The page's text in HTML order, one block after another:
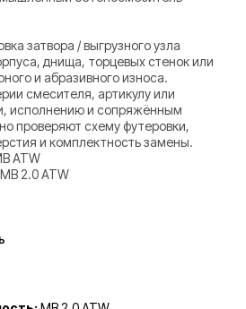
затвора / выгрузного узла
днища, торцевых стенок или
и абразивного износа.
смесителя, артикулу или
исполнению и сопряжённым
проверяют схему футеровки,
и комплектность замены.
ATW
2.0 ATW